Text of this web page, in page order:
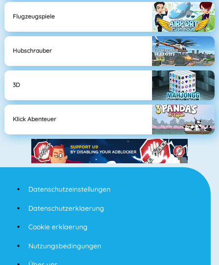
Flugzeugspiele
Hubschrauber
3D
Klick Abenteuer
Datenschutzeinstellungen
Datenschutzerklaerung
Cookie erklaerung
Nutzungsbedingungen